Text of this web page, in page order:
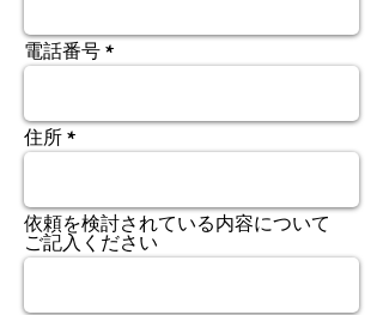
電話番号
住所
依頼を検討されている内容について
ご記入ください